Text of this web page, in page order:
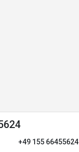
+49 155 66455624